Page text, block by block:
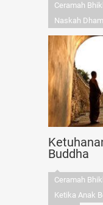
Ceramah
Naskah
Buddha
Ceramah
Ketika Anak